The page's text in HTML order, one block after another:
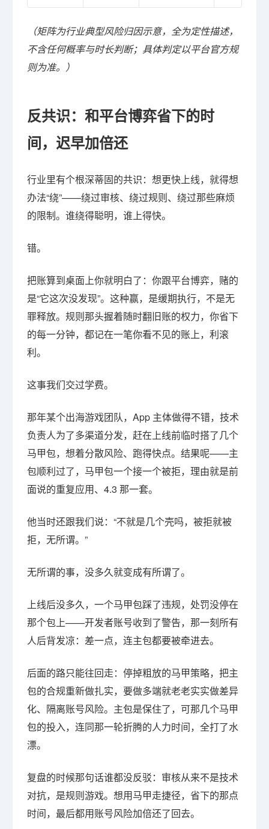
（矩阵为行业典型风险归因示意，全为定性描述，
不含任何概率与时长判断；具体判定以平台官方规
则为准。）
反共识：和平台博弈省下的时
间，迟早加倍还
行业里有个根深蒂固的共识：想更快上线，就得想
办法“绕”——绕过审核、绕过规则、绕过那些麻烦
的限制。谁绕得聪明，谁上得快。
错。
把账算到桌面上你就明白了：你跟平台博弈，赌的
是“它这次没发现”。这种赢，是缓期执行，不是无
罪释放。规则那头握着随时翻旧账的权力，你省下
的每一分钟，都记在一笔你看不见的账上，利滚
利。
这事我们交过学费。
那年某个出海游戏团队，App 主体做得不错，技术
负责人为了多渠道分发，赶在上线前临时搭了几个
马甲包，想着分散风险、跑得快点。结果呢——主
包顺利过了，马甲包一个接一个被拒，理由就是前
面说的重复应用、4.3 那一套。
他当时还跟我们说：“不就是几个壳吗，被拒就被
拒，无所谓。”
无所谓的事，没多久就变成有所谓了。
上线后没多久，一个马甲包踩了违规，处罚没停在
那个包上——开发者账号收到了警告，那一刻所有
人后背发凉：差一点，连主包都要被牵进去。
后面的路只能往回走：停掉粗放的马甲策略，把主
包的合规重新做扎实，要做多端就老老实实做差异
化、隔离账号风险。主包是保住了，可那几个马甲
包的投入，连同那一轮折腾的人力时间，全打了水
漂。
复盘的时候那句话谁都没反驳：审核从来不是技术
对抗，是规则游戏。想用马甲走捷径，省下的那点
时间，最后都用账号风险加倍还了回去。